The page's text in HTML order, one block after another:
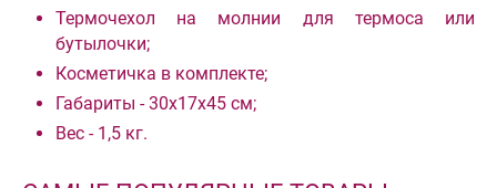
Термочехол на молнии для термоса или
бутылочки;
Косметичка в комплекте;
Габариты - 30х17х45 см;
Вес - 1,5 кг.